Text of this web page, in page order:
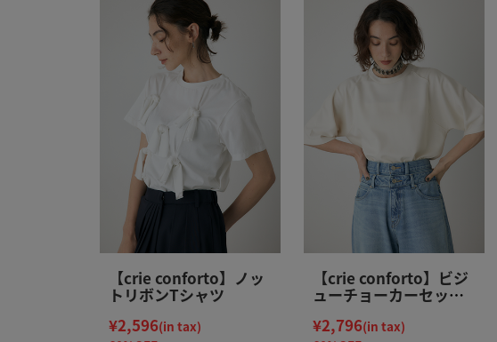
【crie conforto】ノッ
トリボンTシャツ
¥2,596(in tax)
【crie conforto】ビジ
ューチョーカーセット
¥2,796(in tax)